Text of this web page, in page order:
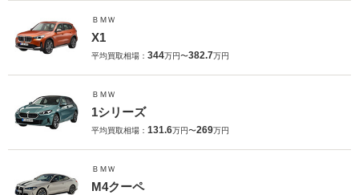
ＢＭＷ
X1
平均買取相場： 344万円〜382.7万円
ＢＭＷ
1シリーズ
平均買取相場： 131.6万円〜269万円
ＢＭＷ
M4クーペ